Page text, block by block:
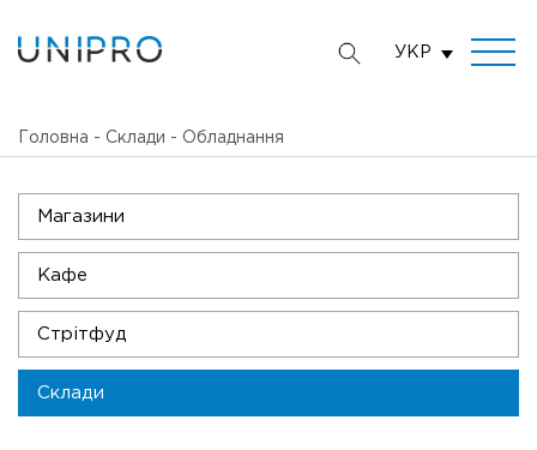
УКР
Головна - Склади - Обладнання
Магазини
Кафе
Стрітфуд
Склади